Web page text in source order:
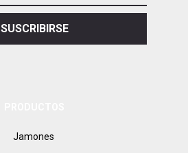
SUSCRIBIRSE
Jamones